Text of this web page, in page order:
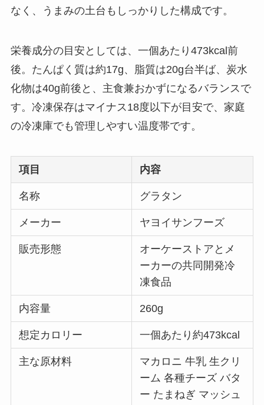
なく、うまみの土台もしっかりした構成です。
栄養成分の目安としては、一個あたり473kcal前
後。たんぱく質は約17g、脂質は20g台半ば、炭水
化物は40g前後と、主食兼おかずになるバランスで
す。冷凍保存はマイナス18度以下が目安で、家庭
の冷凍庫でも管理しやすい温度帯です。
項目 内容
名称 グラタン
メーカー ヤヨイサンフーズ
販売形態
オーケーストアとメ
ーカーの共同開発冷
凍食品
内容量 260g
想定カロリー 一個あたり約473kcal
主な原材料
マカロニ 牛乳 生クリ
ーム 各種チーズ バタ
ー たまねぎ マッシュ